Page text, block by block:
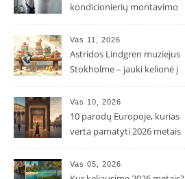
kondicionierių montavimo
Vas 11, 2026
Astridos Lindgren muziejus
Stokholme – jauki kelionė į
Vas 10, 2026
10 parodų Europoje, kurias
verta pamatyti 2026 metais
Vas 05, 2026